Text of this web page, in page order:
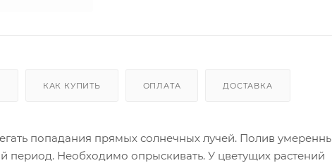
КАК КУПИТЬ ОПЛАТА ДОСТАВКА
попадания прямых солнечных лучей. Полив
период. Необходимо опрыскивать. У цветущих растений